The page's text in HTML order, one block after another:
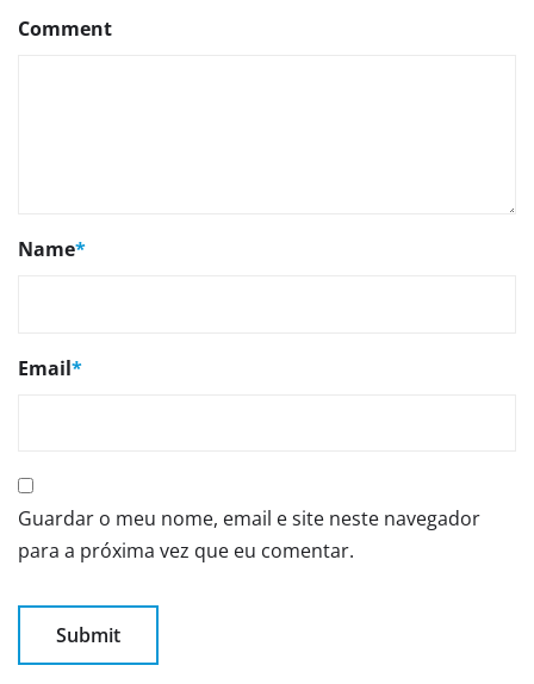
Comment
Name*
Email*
Guardar o meu nome, email e site neste navegador
para a próxima vez que eu comentar.